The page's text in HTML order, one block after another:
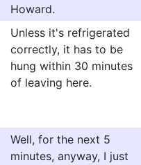
Howard.
Unless it's refrigerated
correctly, it has to be
hung within 30 minutes
of leaving here.
Well, for the next 5
minutes, anyway, I just